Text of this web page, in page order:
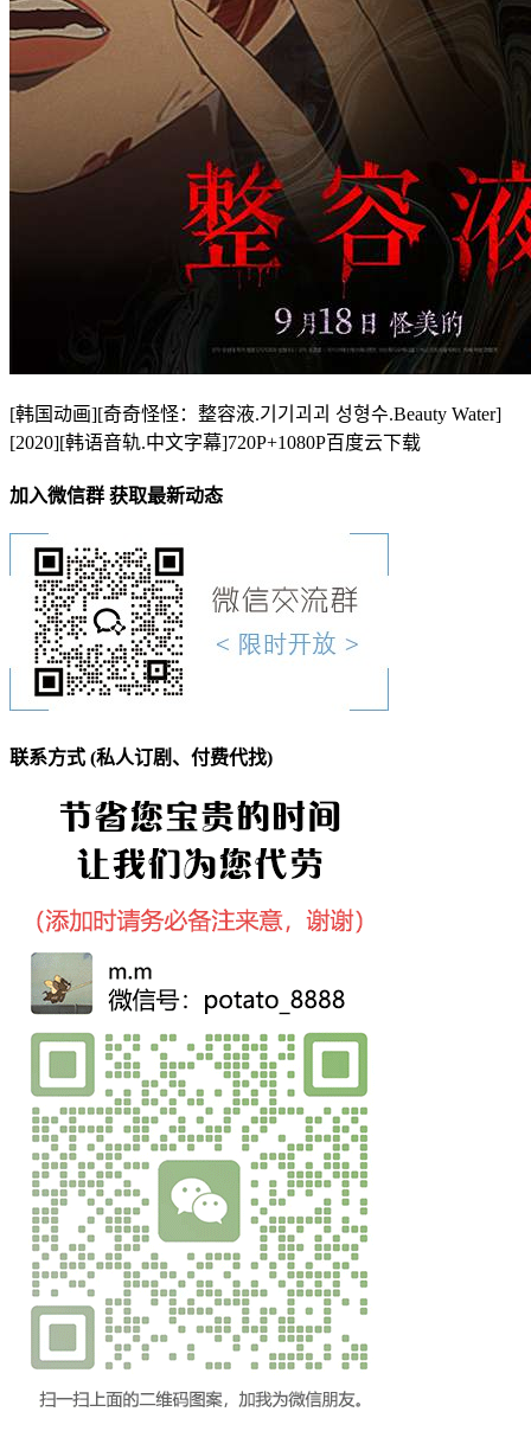
[韩国动画][奇奇怪怪：整容液.기기괴괴 성형수.Beauty Water]
[2020][韩语音轨.中文字幕]720P+1080P百度云下载
加入微信群 获取最新动态
联系方式 (私人订剧、付费代找)